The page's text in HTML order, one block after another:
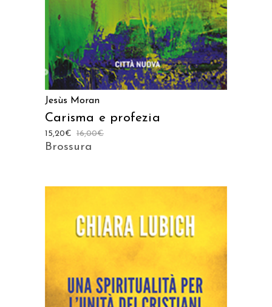
Jesùs Moran
Carisma e profezia
16,00€
15,20€
Brossura